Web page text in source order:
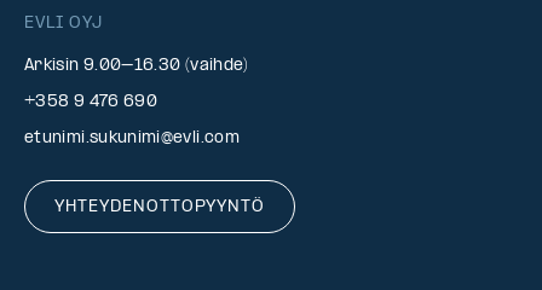
EVLI OYJ
Arkisin 9.00–16.30 (vaihde)
+358 9 476 690
etunimi.sukunimi@evli.com
YHTEYDENOTTOPYYNTÖ